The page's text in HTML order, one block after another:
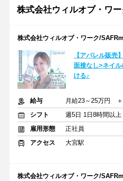
株式会社ウィルオブ・ワー
株式会社ウィルオブ・ワーク/
【アパレル販
面接なし>ネイ
ける♪
給与
シフト
週5日 1日8時間以上
雇用形態
正社員
アクセス
大宮駅
株式会社ウィルオブ・ワーク/